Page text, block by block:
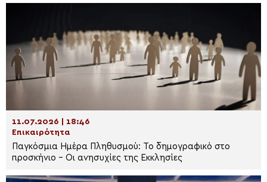
11.07.2026 | 18:46
Επικαιρότητα
Παγκόσμια Ημέρα Πληθυσμού: Το δημογραφικό στο
προσκήνιο – Οι ανησυχίες της Εκκλησίες